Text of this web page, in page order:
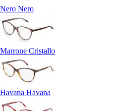
Nero Nero
Marrone Cristallo
Havana Havana